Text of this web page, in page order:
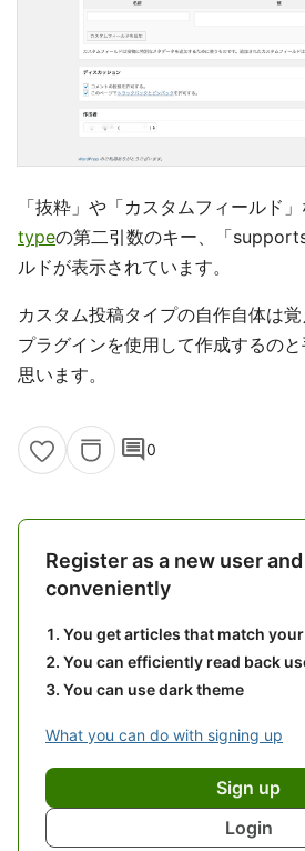
「抜粋」や「カスタムフィールド」
typeの第二引数のキー、「
ルドが表示されています。
カスタム投稿タイプの自作自体は覚
プラグインを使用して作成するの
思います。
comment0
Register as a new user
conveniently
You get articles that match
You can efficiently read back
You can use dark theme
What you can do with signing up
Sign up
Login